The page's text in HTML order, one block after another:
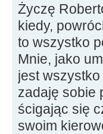
Życzę
kiedy,
to wszystko
Mnie, jako
jest
zadaję sobie
ścigając się
swoim